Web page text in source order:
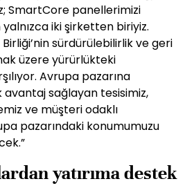
SmartCore panellerimizi
iki şirketten biriyiz.
sürdürülebilirlik ve geri
üzere yürürlükteki
Avrupa pazarına
avantaj sağlayan tesisimiz,
ve müşteri odaklı
pazarındaki konumumuzu
yatırıma destek